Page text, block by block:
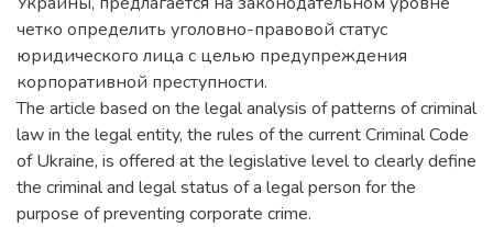
четко определить уголовно-правовой статус
юридического лица с целью предупреждения
корпоративной преступности.
The article based on the legal analysis of patterns of criminal
law in the legal entity, the rules of the current Criminal Code
of Ukraine, is offered at the legislative level to clearly define
the criminal and legal status of a legal person for the
purpose of preventing corporate crime.